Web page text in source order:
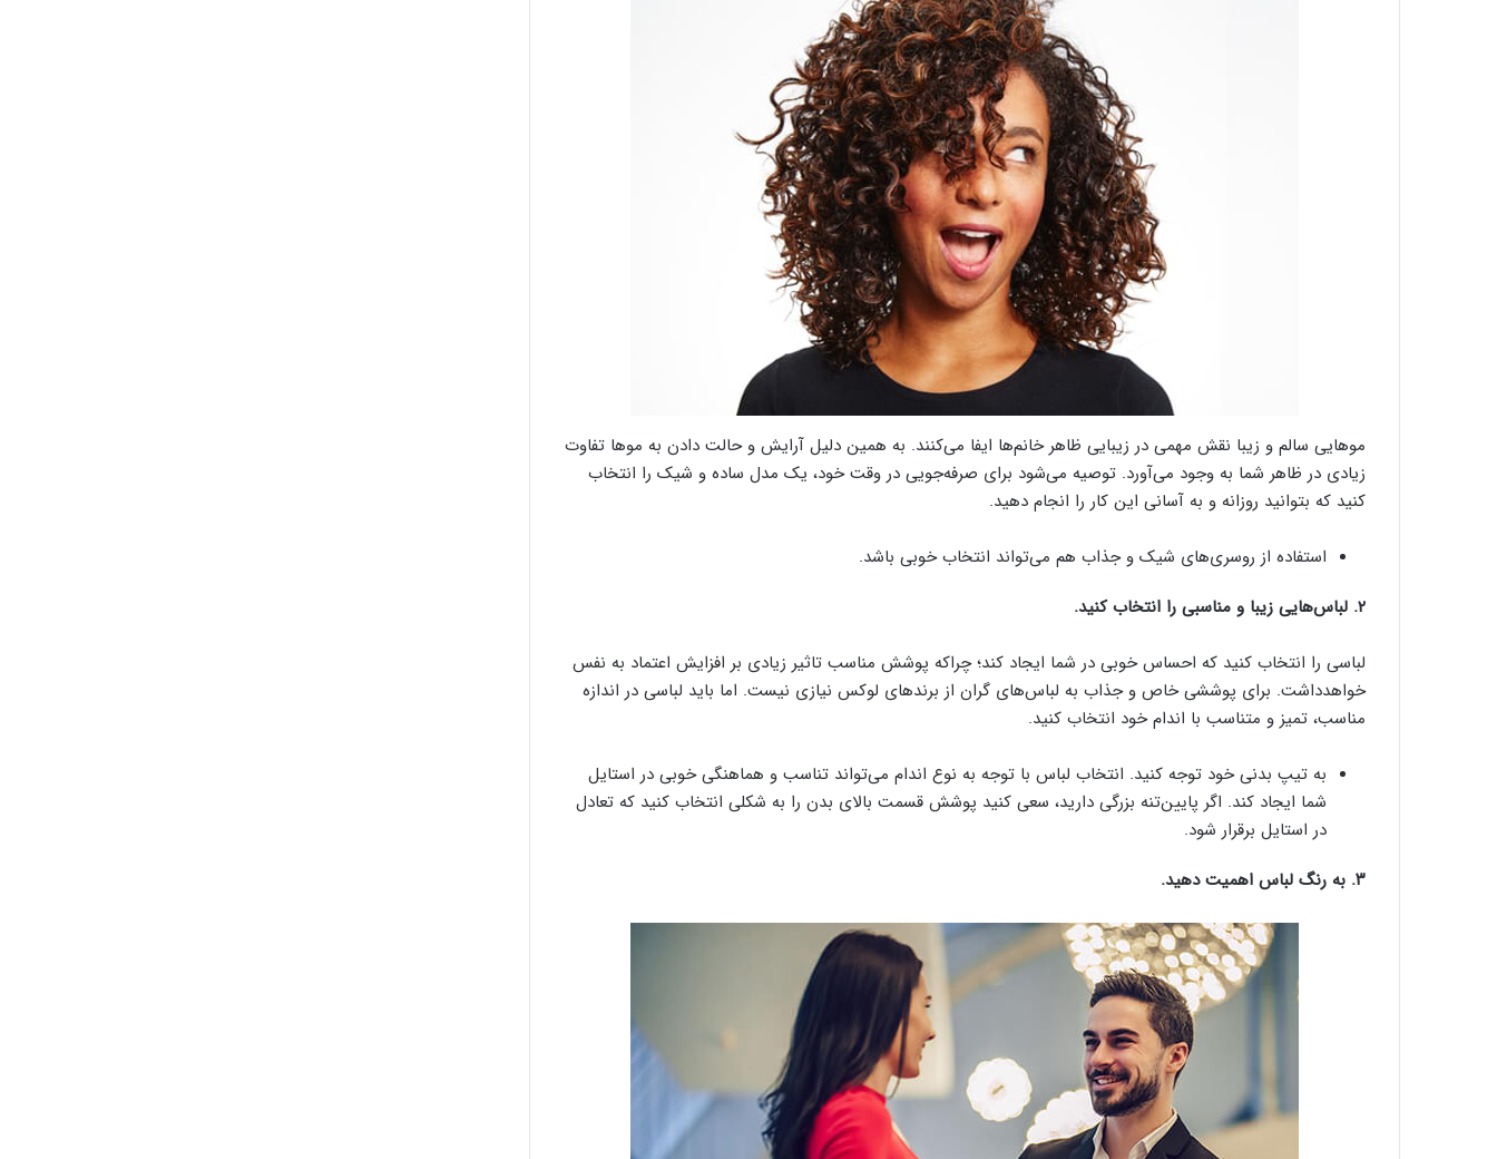
موهایی سالم و زیبا نقش مهمی در زیبایی ظاهر خانم‌ها ایفا می‌کنند. به همین دلیل آرایش و حالت دادن به موها تفاوت
زیادی در ظاهر شما به وجود می‌آورد. توصیه می‌شود برای صرفه‌جویی در وقت خود، یک مدل ساده و شیک را انتخاب
کنید که بتوانید روزانه و به آسانی این کار را انجام دهید.
استفاده از روسری‌های شیک و جذاب هم می‌تواند انتخاب خوبی باشد.
۲. لباس‌هایی زیبا و مناسبی را انتخاب کنید.
لباسی را انتخاب کنید که احساس خوبی در شما ایجاد کند؛ چراکه پوشش مناسب تاثیر زیادی بر افزایش اعتماد به نفس
خواهدداشت. برای پوششی خاص و جذاب به لباس‌های گران از برندهای لوکس نیازی نیست. اما باید لباسی در اندازه
مناسب، تمیز و متناسب با اندام خود انتخاب کنید.
به تیپ بدنی خود توجه کنید. انتخاب لباس با توجه به نوع اندام می‌تواند تناسب و هماهنگی خوبی در استایل
شما ایجاد کند. اگر پایین‌تنه بزرگی دارید، سعی کنید پوشش قسمت بالای بدن را به شکلی انتخاب کنید که تعادل
در استایل برقرار شود.
۳. به رنگ لباس اهمیت دهید.